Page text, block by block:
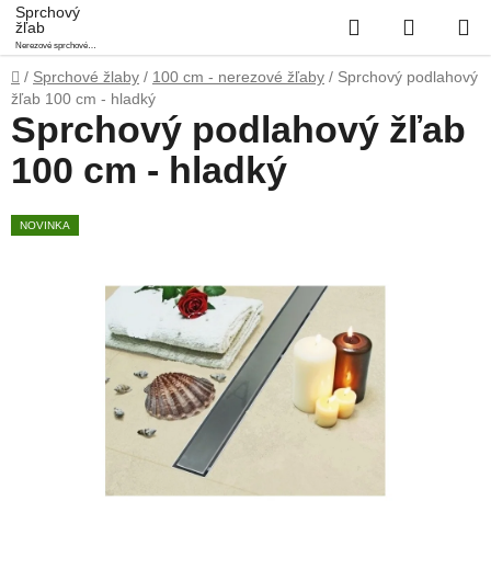
Prejsť
na
obsah
Sprchový
žľab
Nerezové sprchové
podlahové žľaby
Hľadať
KOŠÍK
Domov
/ Sprchové žlaby / 100 cm - nerezové žľaby / Sprchový podlahový
žľab 100 cm - hladký
Sprchový podlahový žľab
100 cm - hladký
NOVINKA